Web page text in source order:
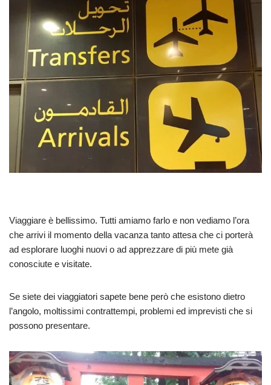
Viaggiare è bellissimo. Tutti amiamo farlo e non vediamo l’ora
che arrivi il momento della vacanza tanto attesa che ci porterà
ad esplorare luoghi nuovi o ad apprezzare di più mete già
conosciute e visitate.
Se siete dei viaggiatori sapete bene però che esistono dietro
l’angolo, moltissimi contrattempi, problemi ed imprevisti che si
possono presentare.